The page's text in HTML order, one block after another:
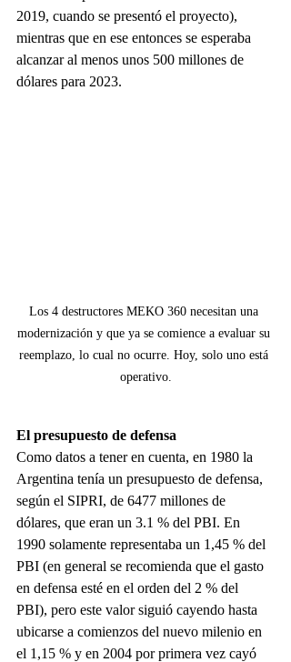
2019, cuando se presentó el proyecto),
mientras que en ese entonces se esperaba
alcanzar al menos unos 500 millones de
dólares para 2023.
Los 4 destructores MEKO 360 necesitan una
modernización y que ya se comience a evaluar su
reemplazo, lo cual no ocurre. Hoy, solo uno está
operativo.
El presupuesto de defensa
Como datos a tener en cuenta, en 1980 la
Argentina tenía un presupuesto de defensa,
según el SIPRI, de 6477 millones de
dólares, que eran un 3.1 % del PBI. En
1990 solamente representaba un 1,45 % del
PBI (en general se recomienda que el gasto
en defensa esté en el orden del 2 % del
PBI), pero este valor siguió cayendo hasta
ubicarse a comienzos del nuevo milenio en
el 1,15 % y en 2004 por primera vez cayó